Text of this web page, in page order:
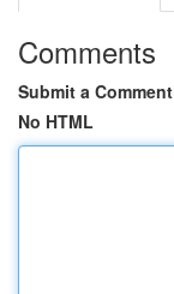
Comments
Submit a Comment
No HTML